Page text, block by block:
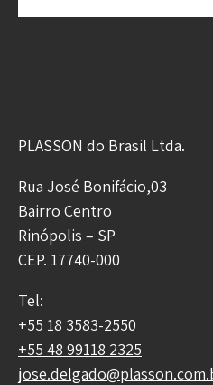
PLASSON do Brasil Ltda.
Rua José Bonifácio,03
Bairro Centro
Rinópolis – SP
CEP. 17740-000
Tel:
+55 18 3583-2550
+55 48 99118 2325